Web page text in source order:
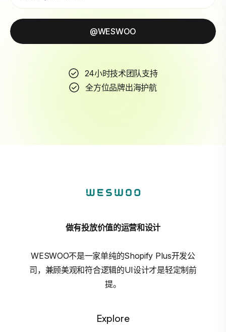
@WESWOO
24小时技术团队支持
全方位品牌出海护航
做有投放价值的运营和设计
WESWOO不是一家单纯的Shopify Plus开发公
司，兼顾美观和符合逻辑的UI设计才是轻定制前
提。
Explore